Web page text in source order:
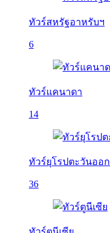
ทัวร์สหรัฐอาหรับฯ
6
ทัวร์แคนาดา
14
ทัวร์ยุโรปตะวันออก
36